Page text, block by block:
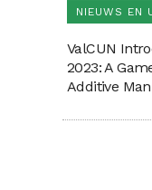
NIEUWS EN
ValCUN
2023: A
Additive